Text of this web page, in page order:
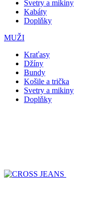
Svetry a mikiny
Kabáty
Doplňky
MUŽI
Kraťasy
Džíny
Bundy
Košile a trička
Svetry a mikiny
Doplňky